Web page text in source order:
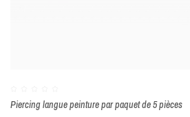
Piercing langue peinture par paquet de 5 pièces